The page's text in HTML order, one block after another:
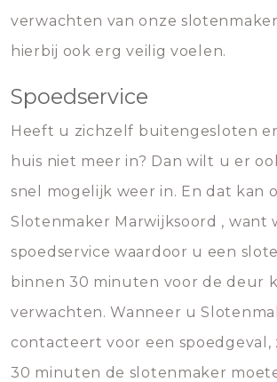
verwachten van onze
hierbij ook erg veilig voelen.
Spoedservice
Heeft u zichzelf buitengesloten
huis niet meer in? Dan wilt u er
snel mogelijk weer in. En dat kan
Slotenmaker Marwijksoord , want
spoedservice waardoor u een
binnen 30 minuten voor de deur
verwachten. Wanneer u
contacteert voor een
30 minuten de slotenmaker